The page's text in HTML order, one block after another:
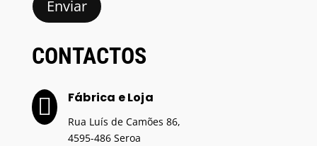
CONTACTOS
 Fábrica e Loja
Rua Luís de Camões 86,
4595-486 Seroa